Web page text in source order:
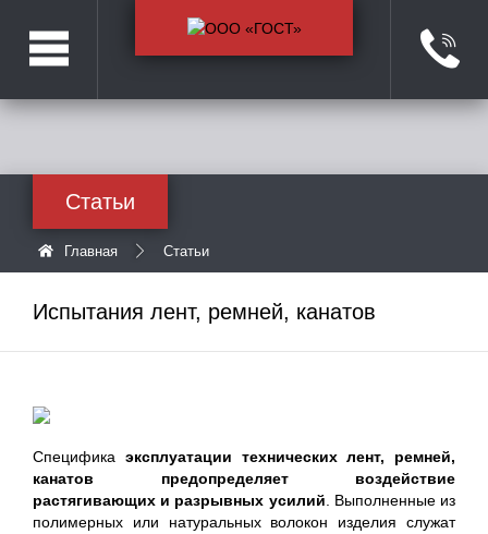
Статьи
Главная Статьи
Испытания лент, ремней, канатов
Специфика эксплуатации технических лент, ремней,
канатов предопределяет воздействие
растягивающих и разрывных усилий . Выполненные из
полимерных или натуральных волокон изделия служат